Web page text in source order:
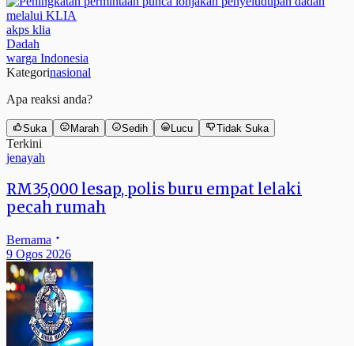
akps klia
Dadah
warga Indonesia
Kategorinasional
Apa reaksi anda?
Suka Marah Sedih Lucu Tidak Suka
Terkini
jenayah
RM35,000 lesap, polis buru empat lelaki
pecah rumah
Bernama
9 Ogos 2026